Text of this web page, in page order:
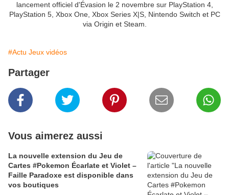
lancement officiel d'Évasion le 2 novembre sur PlayStation 4,
PlayStation 5, Xbox One, Xbox Series X|S, Nintendo Switch et PC
via Origin et Steam.
#Actu Jeux vidéos
Partager
Vous aimerez aussi
La nouvelle extension du Jeu de
Cartes #Pokemon Écarlate et Violet –
Faille Paradoxe est disponible dans
vos boutiques